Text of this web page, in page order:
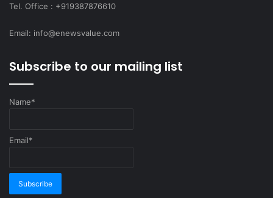
Tel. Office : +919387876610
Email: info@enewsvalue.com
Subscribe to our mailing list
Name*
Email*